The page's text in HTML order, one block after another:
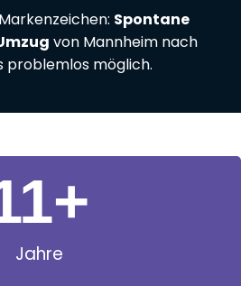
Spontane
von Mannheim nach
problemlos möglich.
Jahre
+